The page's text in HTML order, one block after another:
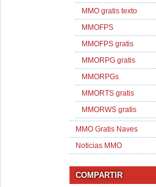
MMO gratis texto
MMOFPS
MMOFPS gratis
MMORPG gratis
MMORPGs
MMORTS gratis
MMORWS gratis
MMO Gratis Naves
Noticias MMO
COMPARTIR